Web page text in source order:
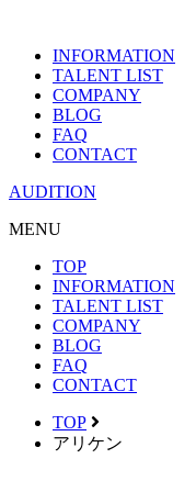
INFORMATION
TALENT LIST
COMPANY
BLOG
FAQ
CONTACT
AUDITION
MENU
TOP
INFORMATION
TALENT LIST
COMPANY
BLOG
FAQ
CONTACT
TOP
アリケン